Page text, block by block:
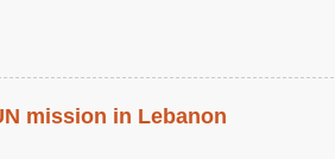
mission in Lebanon